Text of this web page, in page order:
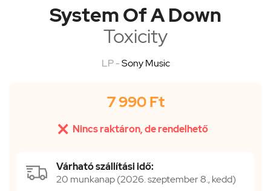
System Of A Down
Toxicity
LP -Sony Music
7 990 Ft
 Nincs raktáron, de rendelhető
Várható szállítási idő:
20 munkanap (2026. szeptember 8., kedd)